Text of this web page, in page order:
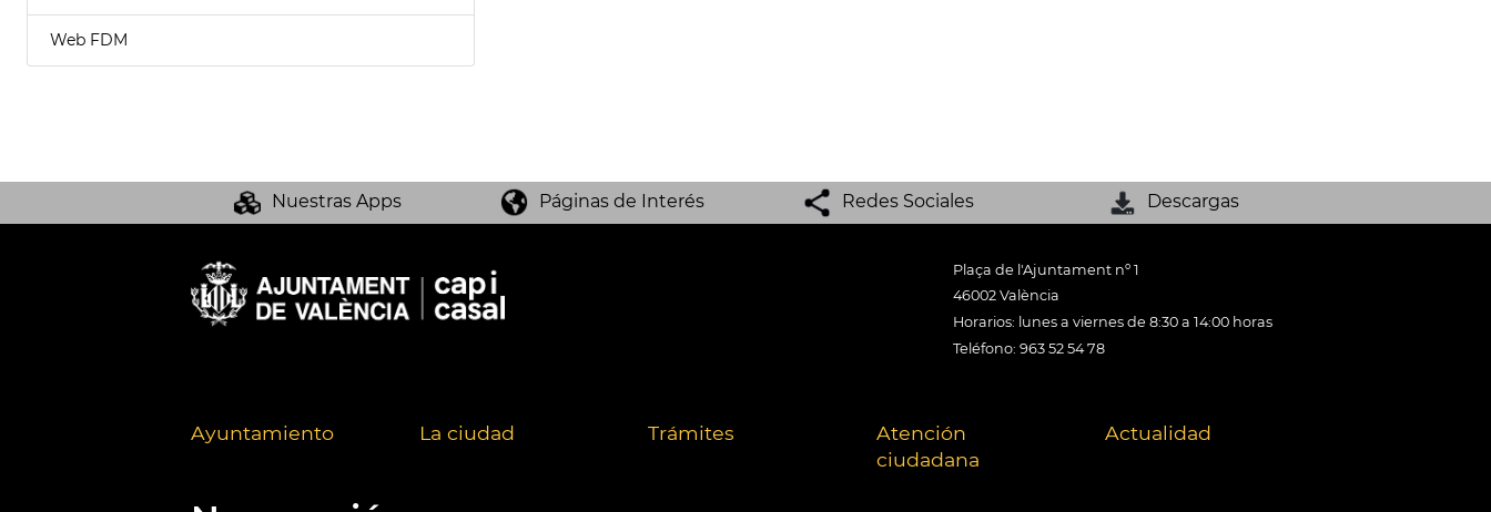
Web FDM
Nuestras Apps Páginas de Interés Redes Sociales Descargas
Plaça de l'Ajuntament nº 1
46002 València
Horarios: lunes a viernes de 8:30 a 14:00 horas
Teléfono: 963 52 54 78
Ayuntamiento La ciudad Trámites
Atención
ciudadana
Actualidad